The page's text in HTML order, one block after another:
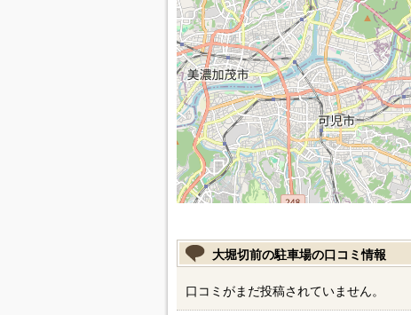
大堀切前の駐車場の口コミ情報
口コミがまだ投稿されていません。